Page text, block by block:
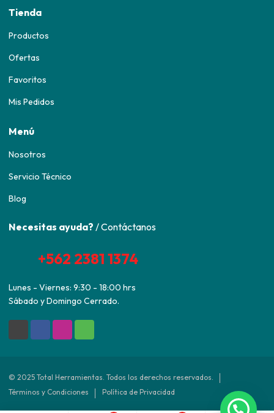
Tienda
Productos
Ofertas
Favoritos
Mis Pedidos
Menú
Nosotros
Servicio Técnico
Blog
Necesitas ayuda? / Contáctanos
+562 2381 1374
Lunes - Viernes: 9:30 - 18:00 hrs
Sábado y Domingo Cerrado.
© 2025 Total Herramientas. Todos los derechos reservados.
Términos y Condiciones
Política de Privacidad